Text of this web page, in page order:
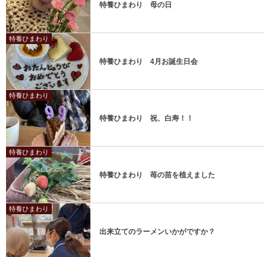
特養ひまわり 母の日
特養ひまわり
特養ひまわり 4月お誕生日会
特養ひまわり
特養ひまわり 祝、白寿！！
特養ひまわり
特養ひまわり 苺の苗を植えました
特養ひまわり
出来立てのラーメンいかがですか？